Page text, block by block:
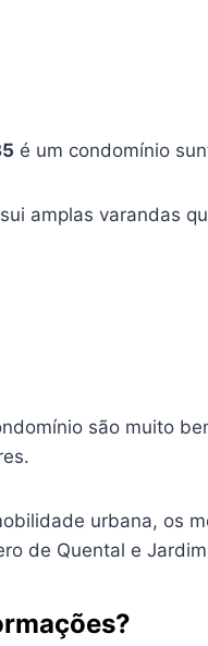
é um condomínio
amplas varandas
são muito
urbana, os
de Quental e